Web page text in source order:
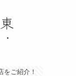
をご紹介！